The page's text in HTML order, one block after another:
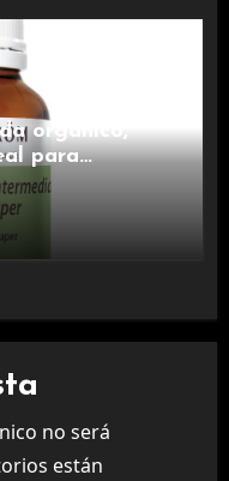
orgánico,
para
no será
están